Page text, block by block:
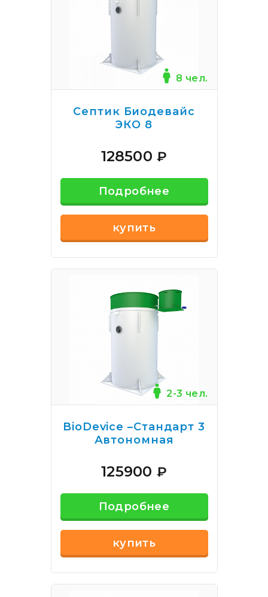
8 чел.
Септик Биодевайс
ЭКО 8
128500₽
Подробнее
купить
2-3 чел.
BioDevice –Стандарт 3
Автономная
125900 ₽
Подробнее
купить